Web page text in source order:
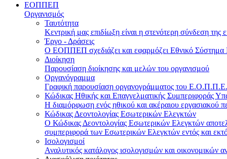
ΕΟΠΠΕΠ
Οργανισμός
Ταυτότητα
Κεντρική μας επιδίωξη είναι η στενότερη σύνδεση της
Έργο - Δράσεις
Ο ΕΟΠΠΕΠ σχεδιάζει και εφαρμόζει Eθνικό Σύστημα
Διοίκηση
Παρουσίαση διοίκησης και μελών του οργανισμού
Οργανόγραμμα
Γραφική παρουσίαση οργανογράμματος του
Κώδικας Ηθικής και Επαγγελματικής Συμπεριφοράς
Η διαμόρφωση ενός ηθικού και ακέραιου εργασιακού
Κώδικας Δεοντολογίας Εσωτερικών Ελεγκτών
Ο Κώδικας Δεοντολογίας Εσωτερικών Ελεγκτών
συμπεριφορά των Εσωτερικών Ελεγκτών εντός και
Ισολογισμοί
Αναλυτικός κατάλογος ισολογισμών και οικονομικών